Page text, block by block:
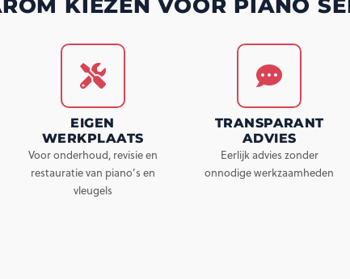
KIEZEN VOOR PIANO
EIGEN
WERKPLAATS
Voor onderhoud, revisie en
restauratie van piano’s en
vleugels
TRANSPARANT
ADVIES
Eerlijk advies zonder
onnodige werkzaamheden